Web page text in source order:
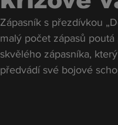
Zápasník s přezdívkou
malý počet zápasů
skvělého zápasníka,
předvádí své bojové